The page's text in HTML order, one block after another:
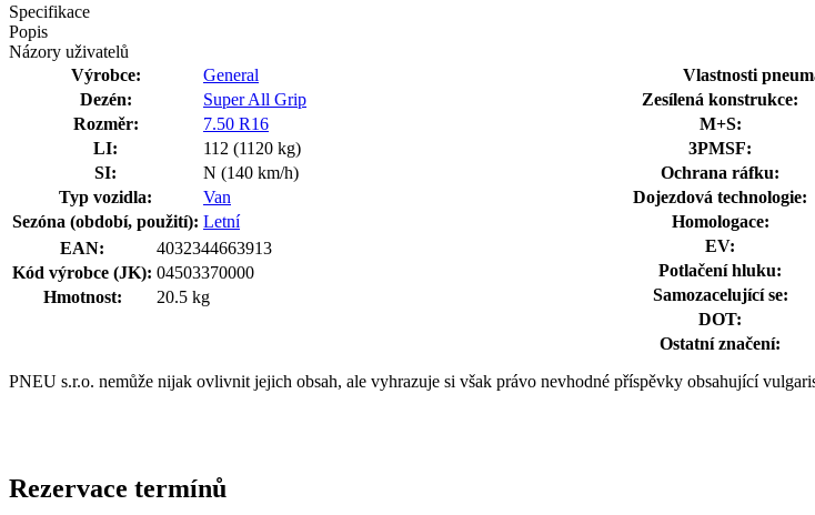
Specifikace
Popis
Názory uživatelů
Výrobce:
General
Dezén:
Super All Grip
Rozměr:
7.50 R16
LI:
112 (1120 kg)
SI:
N (140 km/h)
Typ vozidla:
Van
Sezóna (období, použití): Letní
EAN:
4032344663913
Kód výrobce (JK): 04503370000
Hmotnost:
20.5 kg
Vlastnosti
Zesílená konstrukce:
M+S:
3PMSF:
Ochrana ráfku:
Dojezdová technologie:
Homologace:
EV:
Potlačení hluku:
Samozacelující se:
DOT:
Ostatní značení:
PNEU s.r.o. nemůže nijak ovlivnit jejich obsah, ale vyhrazuje si však právo nevhodné příspěvky obsahující
Rezervace termínů